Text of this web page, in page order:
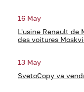
16 May
L'usine Renault de
des voitures
13 May
SvetoCopy va